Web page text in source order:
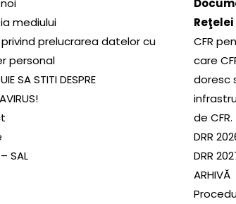
mediului
prelucrarea datelor cu
personal
SA STITI DESPRE
SAL
Reţelei
CFR
care
doresc
de CFR.
DRR
DRR
ARHIVĂ